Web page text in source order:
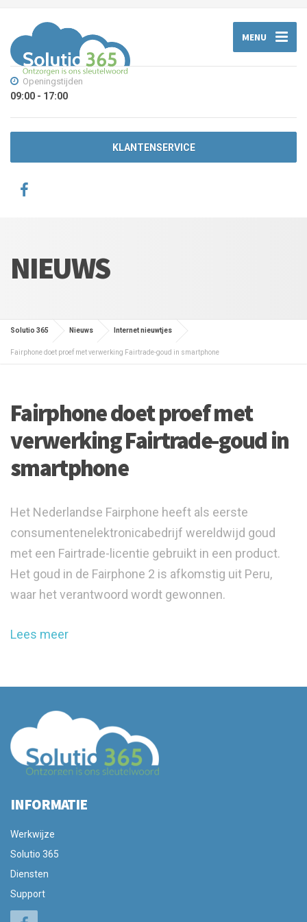
MENU
Openingstijden
09:00 - 17:00
KLANTENSERVICE
NIEUWS
Solutio 365 Nieuws Internet nieuwtjes
Fairphone doet proef met verwerking Fairtrade-goud in smartphone
Fairphone doet proef met
verwerking Fairtrade-goud in
smartphone
Het Nederlandse Fairphone heeft als eerste
consumentenelektronicabedrijf wereldwijd goud
met een Fairtrade-licentie gebruikt in een product.
Het goud in de Fairphone 2 is afkomstig uit Peru,
waar het verantwoord wordt gewonnen.
Lees meer
INFORMATIE
Werkwijze
Solutio 365
Diensten
Support